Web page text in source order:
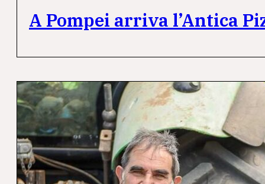
A Pompei arriva l’Antica